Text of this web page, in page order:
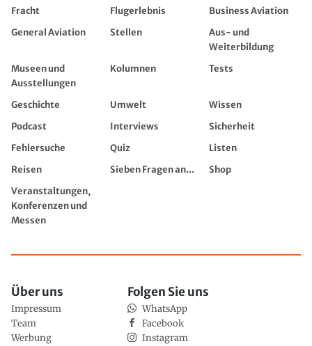
Fracht
Flugerlebnis
Business Aviation
General Aviation
Stellen
Aus- und
Weiterbildung
Museen und
Ausstellungen
Kolumnen Tests
Geschichte Umwelt
Wissen
Podcast
Interviews
Sicherheit
Fehlersuche
Quiz
Listen
Reisen
Sieben Fragen an...
Shop
Veranstaltungen,
Konferenzen und
Messen
Über uns
Impressum
Team
Werbung
Folgen Sie uns
WhatsApp
Facebook
Instagram